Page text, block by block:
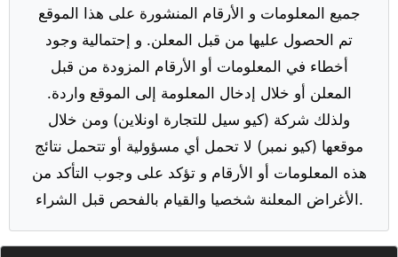
جميع المعلومات و الأرقام المنشورة على هذا الموقع
تم الحصول عليها من قبل المعلن. و إحتمالية وجود
أخطاء في المعلومات أو الأرقام المزودة من قبل
المعلن أو خلال إدخال المعلومة إلى الموقع واردة.
ولذلك شركة (كيو سيل للتجارة اونلاين) ومن خلال
موقعها (كيو نمبر) لا تحمل أي مسؤولية أو تتحمل نتائج
هذه المعلومات أو الأرقام و تؤكد على وجوب التأكد من
الأغراض المعلنة شخصيا والقيام بالفحص قبل الشراء.